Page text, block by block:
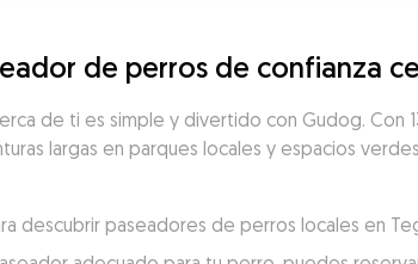
de perros de confianza
de ti es simple y divertido con Gudog. Con
largas en parques locales y espacios
descubrir paseadores de perros locales en